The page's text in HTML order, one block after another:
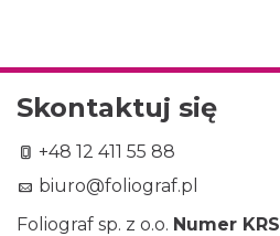
Skontaktuj się
+48 12 411 55 88
biuro@foliograf.pl
Foliograf sp. z o.o. Numer KRS